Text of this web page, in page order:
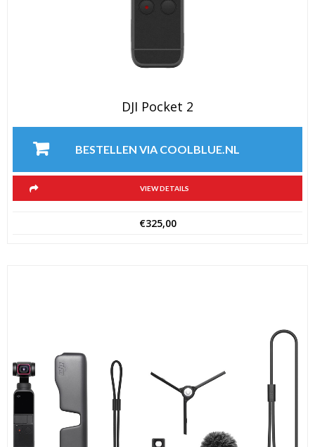
DJI Pocket 2
BESTELLEN VIA COOLBLUE.NL
VIEW DETAILS
€325,00